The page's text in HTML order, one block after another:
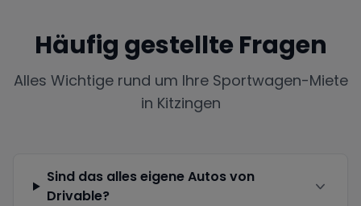
Häufig gestellte Fragen
Alles Wichtige rund um Ihre Sportwagen-Miete
in Kitzingen
Sind das alles eigene Autos von
Drivable?